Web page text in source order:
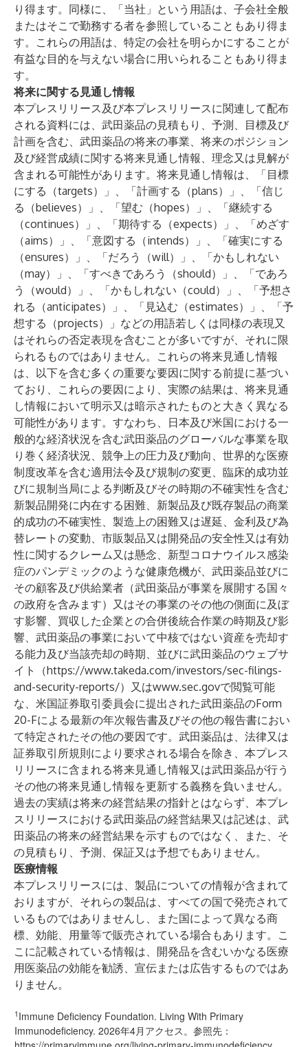
り得ます。同様に、「当社」という用語は、子会社全般
またはそこで勤務する者を参照していることもあり得ま
す。これらの用語は、特定の会社を明らかにすることが
有益な目的を与えない場合に用いられることもあり得ま
す。
将来に関する見通し情報
本プレスリリース及び本プレスリリースに関連して配布
される資料には、武田薬品の見積もり、予測、目標及び
計画を含む、武田薬品の将来の事業、将来のポジション
及び経営成績に関する将来見通し情報、理念又は見解が
含まれる可能性があります。将来見通し情報は、「目標
にする（targets）」、「計画する（plans）」、「信じ
る（believes）」、「望む（hopes）」、「継続する
（continues）」、「期待する（expects）」、「めざす
（aims）」、「意図する（intends）」、「確実にする
（ensures）」、「だろう（will）」、「かもしれない
（may）」、「すべきであろう（should）」、「であろ
う（would）」、「かもしれない（could）」、「予想さ
れる（anticipates）」、「見込む（estimates）」、「予
想する（projects）」などの用語若しくは同様の表現又
はそれらの否定表現を含むことが多いですが、それに限
られるものではありません。これらの将来見通し情報
は、以下を含む多くの重要な要因に関する前提に基づい
ており、これらの要因により、実際の結果は、将来見通
し情報において明示又は暗示されたものと大きく異なる
可能性があります。すなわち、日本及び米国における一
般的な経済状況を含む武田薬品のグローバルな事業を取
り巻く経済状況、競争上の圧力及び動向、世界的な医療
制度改革を含む適用法令及び規制の変更、臨床的成功並
びに規制当局による判断及びその時期の不確実性を含む
新製品開発に内在する困難、新製品及び既存製品の商業
的成功の不確実性、製造上の困難又は遅延、金利及び為
替レートの変動、市販製品又は開発品の安全性又は有効
性に関するクレーム又は懸念、新型コロナウイルス感染
症のパンデミックのような健康危機が、武田薬品並びに
その顧客及び供給業者（武田薬品が事業を展開する国々
の政府を含みます）又はその事業のその他の側面に及ぼ
す影響、買収した企業との合併後統合作業の時期及び影
響、武田薬品の事業において中核ではない資産を売却す
る能力及び当該売却の時期、並びに武田薬品のウェブサ
イト（https://www.takeda.com/investors/sec-filings-
and-security-reports/）又はwww.sec.govで閲覧可能
な、米国証券取引委員会に提出された武田薬品のForm
20-Fによる最新の年次報告書及びその他の報告書におい
て特定されたその他の要因です。武田薬品は、法律又は
証券取引所規則により要求される場合を除き、本プレス
リリースに含まれる将来見通し情報又は武田薬品が行う
その他の将来見通し情報を更新する義務を負いません。
過去の実績は将来の経営結果の指針とはならず、本プレ
スリリースにおける武田薬品の経営結果又は記述は、武
田薬品の将来の経営結果を示すものではなく、また、そ
の見積もり、予測、保証又は予想でもありません。
医療情報
本プレスリリースには、製品についての情報が含まれて
おりますが、それらの製品は、すべての国で発売されて
いるものではありませんし、また国によって異なる商
標、効能、用量等で販売されている場合もあります。こ
こに記載されている情報は、開発品を含むいかなる医療
用医薬品の効能を勧誘、宣伝または広告するものではあ
りません。
1 Immune Deficiency Foundation. Living With Primary
Immunodeficiency. 2026年4月アクセス。参照先：